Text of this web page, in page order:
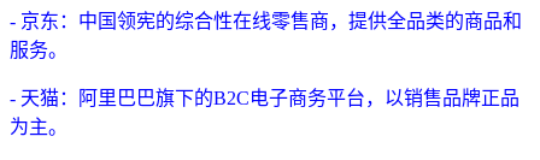
- 京东：中国领宪的综合性在线零售商，提供全品类的商品和
服务。
- 天猫：阿里巴巴旗下的B2C电子商务平台，以销售品牌正品
为主。